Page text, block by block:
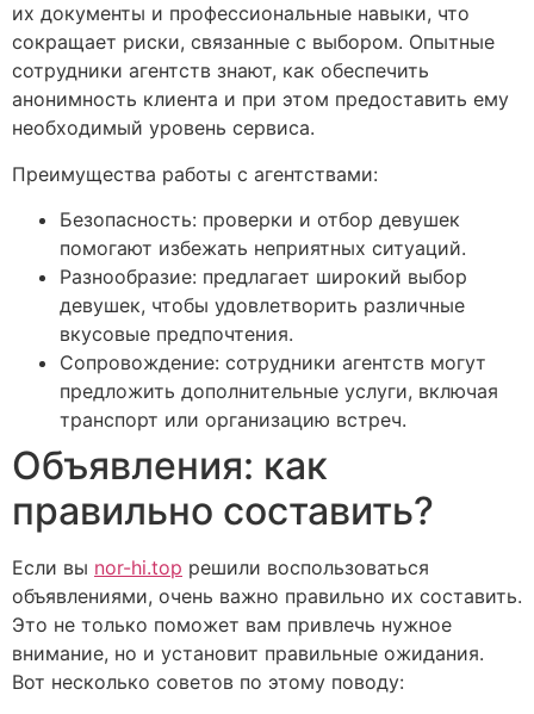
их документы и профессиональные навыки, что
сокращает риски, связанные с выбором. Опытные
сотрудники агентств знают, как обеспечить
анонимность клиента и при этом предоставить ему
необходимый уровень сервиса.
Преимущества работы с агентствами:
Безопасность: проверки и отбор девушек
помогают избежать неприятных ситуаций.
Разнообразие: предлагает широкий выбор
девушек, чтобы удовлетворить различные
вкусовые предпочтения.
Сопровождение: сотрудники агентств могут
предложить дополнительные услуги, включая
транспорт или организацию встреч.
Объявления: как
правильно составить?
Если вы nor-hi.top решили воспользоваться
объявлениями, очень важно правильно их составить.
Это не только поможет вам привлечь нужное
внимание, но и установит правильные ожидания.
Вот несколько советов по этому поводу: